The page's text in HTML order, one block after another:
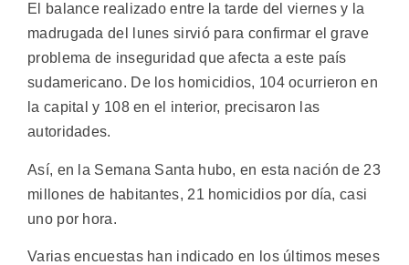
El balance realizado entre la tarde del viernes y la
madrugada del lunes sirvió para confirmar el grave
problema de inseguridad que afecta a este país
sudamericano. De los homicidios, 104 ocurrieron en
la capital y 108 en el interior, precisaron las
autoridades.
Así, en la Semana Santa hubo, en esta nación de 23
millones de habitantes, 21 homicidios por día, casi
uno por hora.
Varias encuestas han indicado en los últimos meses